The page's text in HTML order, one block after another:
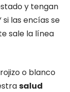
y tengan
las encías se
sale la línea
o blanco
salud